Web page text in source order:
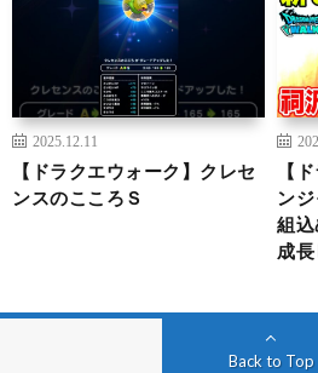
2025.12.11
【ドラクエウォーク】クレセ
ンスのこころＳ
【
ン
組
成
Back to Top